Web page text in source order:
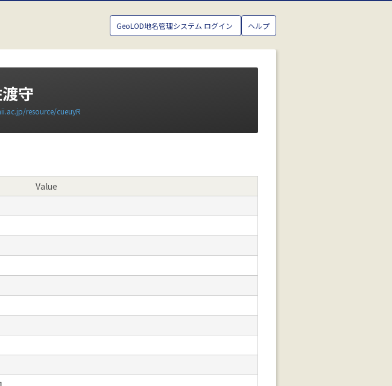
GeoLOD地名管理システム ログイン ヘルプ
守
resource/cueuyR
Value